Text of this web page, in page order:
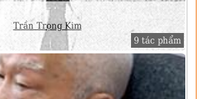
Trần Trọng Kim
9 tác phẩm